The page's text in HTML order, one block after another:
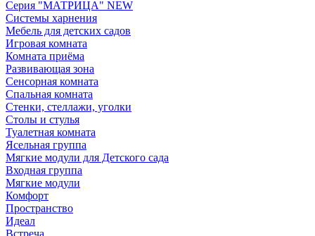
Серия "МАТРИЦА" NEW
Системы харнения
Мебель для детских садов
Игровая комната
Комната приёма
Развивающая зона
Сенсорная комната
Спальная комната
Стенки, стеллажи, уголки
Столы и стулья
Туалетная комната
Ясельная группа
Мягкие модули для Детского сада
Входная группа
Мягкие модули
Комфорт
Пространство
Идеал
Встреча